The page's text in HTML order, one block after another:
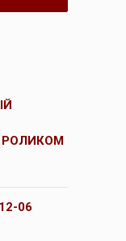
06